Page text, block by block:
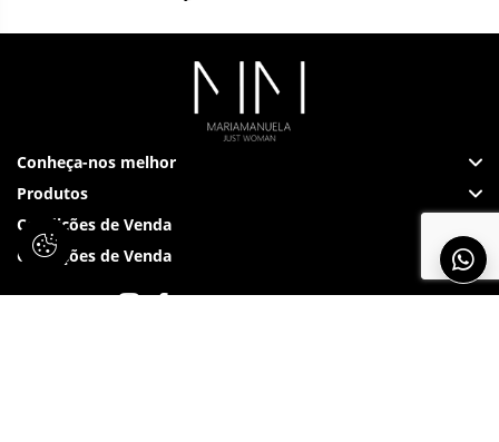
Conheça-nos melhor
Produtos
Condições de Venda
Condições de Venda